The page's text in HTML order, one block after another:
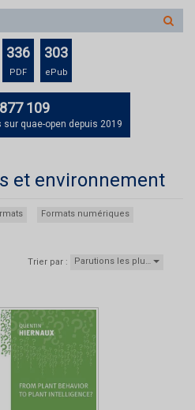
sur
le
336
PDF
303
ePub
877 109
quae-open depuis 2019
et environnement
Formats numériques
Trier par : Parutions les plu…